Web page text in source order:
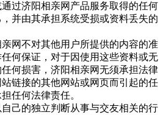
过济阳相亲网 产品服务取得的任何
并由其承担系统受损或资料丢失的
网不对其他用户所提供的内容的准
何保证，对于因使用这些资料或无
何损害，济阳相亲网无须承担法律
链接的其他网站或网页而引起的任
任何法律责任。
己的独立判断从事与交友相关的行